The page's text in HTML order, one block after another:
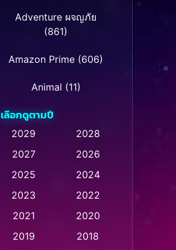
Adventure ผจญภัย
(861)
Amazon Prime (606)
Animal (11)
Animation การ์ตูน
Animation อนิเมชั่น(1)
Animation แอนิเมชั่น(1)
เลือกดูตามปี
2029
2028
2027
2026
2025
2024
2023
2022
2021
2020
2019
2018